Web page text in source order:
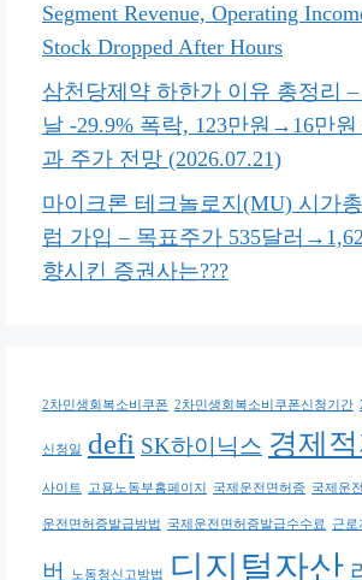
Segment Revenue, Operating
Stock Dropped After Hours
삼천당제약 하한가 이유 총정리
날 -29.9% 폭락, 123만원→16만
과 주가 전망 (2026.07.21)
마이크론 테크놀로지(MU) 시가
럽 가입 – 목표주가 535달러
향시킨 증권사는???
2차민생회복소비쿠폰 2차민생회복소비쿠폰신청기간
신청일 defi SK하이닉스 경제
사이트 고용노동부홈페이지 국제운전면허증 국제운
운전면허증발급방법 국제운전면허증발급수수료 근로
버
노동청신고방법 디지털자산